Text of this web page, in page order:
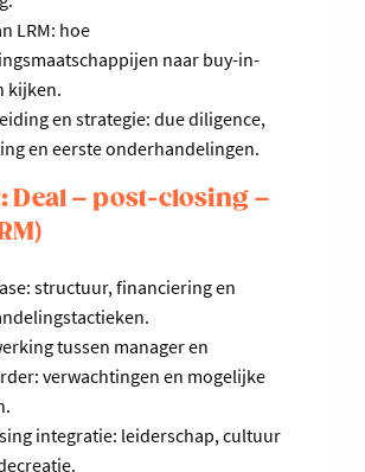
LRM: hoe
naar buy-in-
kijken.
en strategie: due diligence,
en eerste onderhandelingen.
Deal – post-closing –
structuur, financiering en
tussen manager en
verwachtingen en mogelijke
integratie: leiderschap, cultuur